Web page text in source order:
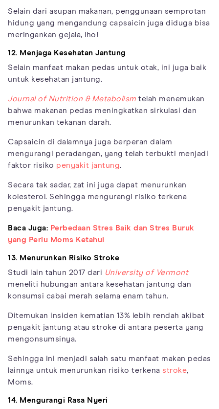
Selain dari asupan makanan, penggunaan semprotan
hidung yang mengandung capsaicin juga diduga bisa
meringankan gejala, lho!
12. Menjaga Kesehatan Jantung
Selain manfaat makan pedas untuk otak, ini juga baik
untuk kesehatan jantung.
Journal of Nutrition & Metabolism telah menemukan
bahwa makanan pedas meningkatkan sirkulasi dan
menurunkan tekanan darah.
Capsaicin di dalamnya juga berperan dalam
mengurangi peradangan, yang telah terbukti menjadi
faktor risiko penyakit jantung.
Secara tak sadar, zat ini juga dapat menurunkan
kolesterol. Sehingga mengurangi risiko terkena
penyakit jantung.
Baca Juga: Perbedaan Stres Baik dan Stres Buruk
yang Perlu Moms Ketahui
13. Menurunkan Risiko Stroke
Studi lain tahun 2017 dari University of Vermont
meneliti hubungan antara kesehatan jantung dan
konsumsi cabai merah selama enam tahun.
Ditemukan insiden kematian 13% lebih rendah akibat
penyakit jantung atau stroke di antara peserta yang
mengonsumsinya.
Sehingga ini menjadi salah satu manfaat makan pedas
lainnya untuk menurunkan risiko terkena stroke,
Moms.
14. Mengurangi Rasa Nyeri